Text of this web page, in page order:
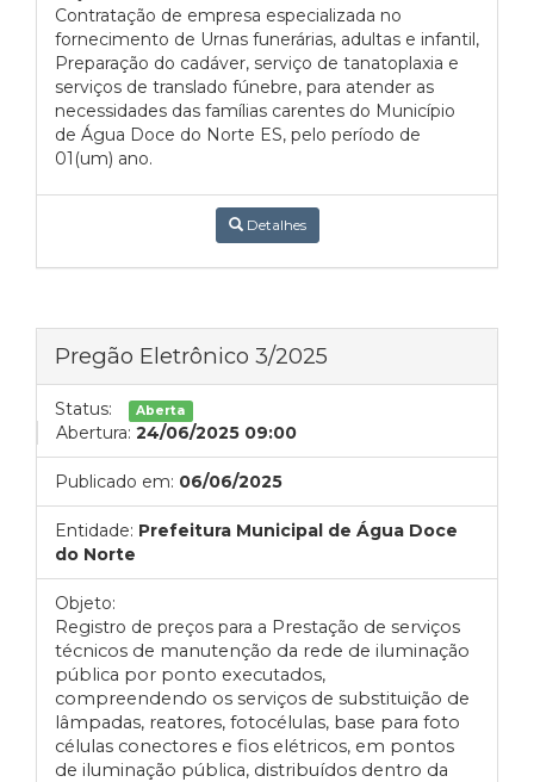
Contratação de empresa especializada no
fornecimento de Urnas funerárias, adultas e infantil,
Preparação do cadáver, serviço de tanatoplaxia e
serviços de translado fúnebre, para atender as
necessidades das famílias carentes do Município
de Água Doce do Norte ES, pelo período de
01(um) ano.
Detalhes
Pregão Eletrônico 3/2025
Status: Aberta
Abertura: 24/06/2025 09:00
Publicado em: 06/06/2025
Entidade: Prefeitura Municipal de Água Doce
do Norte
Objeto:
Registro de preços para a Prestação de serviços
técnicos de manutenção da rede de iluminação
pública por ponto executados,
compreendendo os serviços de substituição de
lâmpadas, reatores, fotocélulas, base para foto
células conectores e fios elétricos, em pontos
de iluminação pública, distribuídos dentro da